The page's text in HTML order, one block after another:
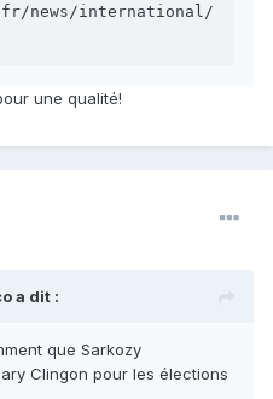
fr/news/international/
une qualité!
a dit :
que Sarkozy
Clingon pour les élections